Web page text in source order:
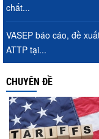
chất...
VASEP báo cáo, đề
ATTP tại...
CHUYÊN ĐỀ